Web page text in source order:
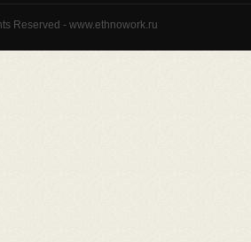
Reserved - www.ethnowork.ru